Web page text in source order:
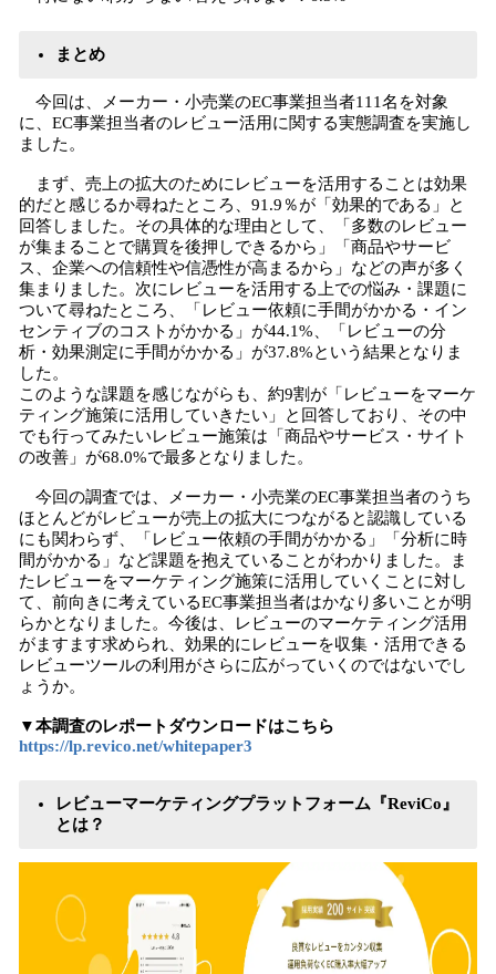
まとめ
今回は、メーカー・小売業のEC事業担当者111名を対象
に、EC事業担当者のレビュー活用に関する実態調査を実施し
ました。
まず、売上の拡大のためにレビューを活用することは効果
的だと感じるか尋ねたところ、91.9％が「効果的である」と
回答しました。その具体的な理由として、「多数のレビュー
が集まることで購買を後押しできるから」「商品やサービ
ス、企業への信頼性や信憑性が高まるから」などの声が多く
集まりました。次にレビューを活用する上での悩み・課題に
ついて尋ねたところ、「レビュー依頼に手間がかかる・イン
センティブのコストがかかる」が44.1%、「レビューの分
析・効果測定に手間がかかる」が37.8%という結果となりま
した。
このような課題を感じながらも、約9割が「レビューをマーケ
ティング施策に活用していきたい」と回答しており、その中
でも行ってみたいレビュー施策は「商品やサービス・サイト
の改善」が68.0%で最多となりました。
今回の調査では、メーカー・小売業のEC事業担当者のうち
ほとんどがレビューが売上の拡大につながると認識している
にも関わらず、「レビュー依頼の手間がかかる」「分析に時
間がかかる」など課題を抱えていることがわかりました。ま
たレビューをマーケティング施策に活用していくことに対し
て、前向きに考えているEC事業担当者はかなり多いことが明
らかとなりました。今後は、レビューのマーケティング活用
がますます求められ、効果的にレビューを収集・活用できる
レビューツールの利用がさらに広がっていくのではないでし
ょうか。
▼本調査のレポートダウンロードはこちら
https://lp.revico.net/whitepaper3
レビューマーケティングプラットフォーム『ReviCo』
とは？